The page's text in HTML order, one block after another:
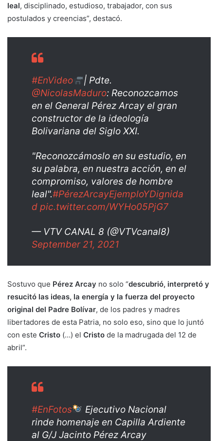
leal, disciplinado, estudioso, trabajador, con sus
postulados y creencias”, destacó.
#EnVideo
| Pdte.
@NicolasMaduro: Reconozcamos
en el General Pérez Arcay el gran
constructor de la ideología
Bolivariana del Siglo XXI.
"Reconozcámoslo en su estudio, en
su palabra, en nuestra acción, en el
compromiso, valores de hombre
leal".#PérezArcayEjemploYDignida
d pic.twitter.com/WYHo05PjG7
— VTV CANAL 8 (@VTVcanal8)
September 21, 2021
Sostuvo que Pérez Arcay no solo “descubrió, interpretó y
resucitó las ideas, la energía y la fuerza del proyecto
original del Padre Bolívar, de los padres y madres
libertadores de esta Patria, no solo eso, sino que lo juntó
con este Cristo (…) el Cristo de la madrugada del 12 de
abril”.
#EnFotos
Ejecutivo Nacional
rinde homenaje en Capilla Ardiente
al G/J Jacinto Pérez Arcay